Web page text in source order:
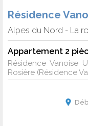
Résidence
Alpes du Nord - La
Résidence Vanoise
Rosière (Résidence